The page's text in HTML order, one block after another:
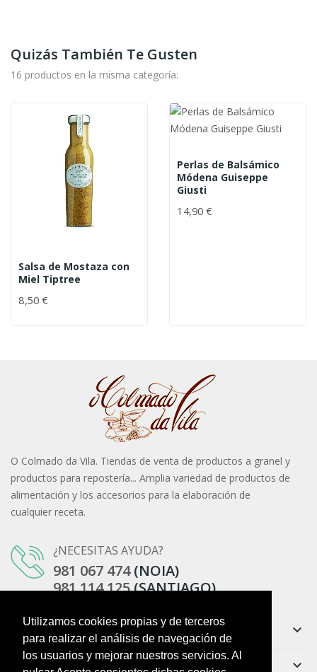
Utilizamos cookies propias y de terceros
para realizar el análisis de navegación de
los usuarios y mejorar nuestros servicios. Al
Quizás También Te Gusten
16 productos en la misma categoría:
Salsa de Mostaza con
Miel Tiptree
8,50 €
Perlas de Balsámico
Módena Guiseppe
Giusti
14,90 €
O Colmado da Vila. Tiendas de venta de productos a granel y
productos para repostería... Amplia variedad de productos de
alimentación y los accesorios para la elaboración de
cualquier receta.
¿NECESITAS AYUDA?
981 067 474(NOIA)
981 114 125(SANTIAGO)
Información keyboard_arrow_down
Ayuda keyboard_arrow_down